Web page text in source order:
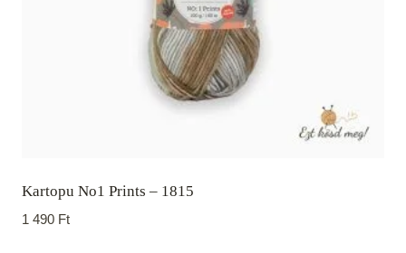
Kartopu No1 Prints – 1815
1 490 Ft